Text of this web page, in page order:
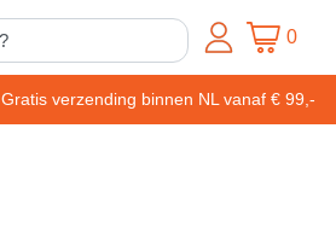
0
Gratis verzending binnen NL vanaf € 99,-